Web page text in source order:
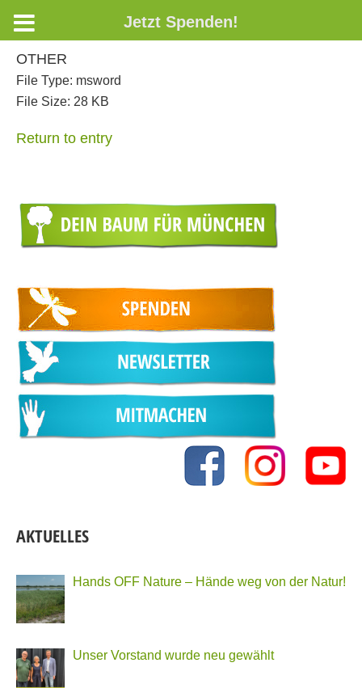
OTHER
File Type: msword
File Size: 28 KB
Return to entry
AKTUELLES
Hands OFF Nature – Hände weg von der Natur!
Unser Vorstand wurde neu gewählt
Jetzt Spenden!